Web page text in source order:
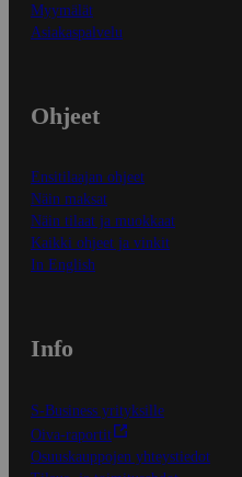
Myymälät
Asiakaspalvelu
Ohjeet
Ensitilaajan ohjeet
Näin maksat
Näin tilaat ja muokkaat
Kaikki ohjeet ja vinkit
In English
Info
S-Business yrityksille
Oiva-raportit
Osuuskauppojen yhteystiedot